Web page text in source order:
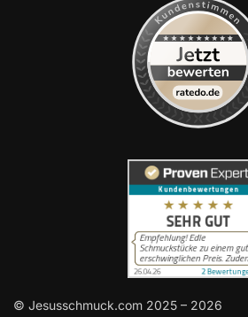
© Jesusschmuck.com 2025 – 2026